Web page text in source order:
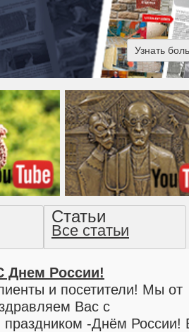
Узнать
Американская готика -
прочтение методом
Статьи
Все статьи
Днем России!
и посетители! Мы от
Вас с
-Днём России!